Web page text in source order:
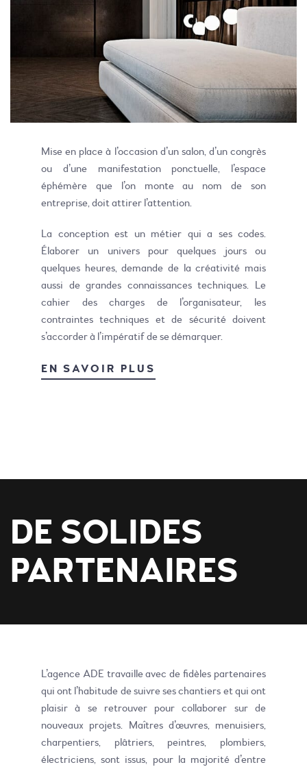
Mise en place à l’occasion d’un salon, d’un congrès
ou d’une manifestation ponctuelle, l’espace
éphémère que l’on monte au nom de son
entreprise, doit attirer l’attention.
La conception est un métier qui a ses codes.
Élaborer un univers pour quelques jours ou
quelques heures, demande de la créativité mais
aussi de grandes connaissances techniques. Le
cahier des charges de l’organisateur, les
contraintes techniques et de sécurité doivent
s’accorder à l’impératif de se démarquer.
EN SAVOIR PLUS
DE SOLIDES
PARTENAIRES
L’agence ADE travaille avec de fidèles partenaires
qui ont l’habitude de suivre ses chantiers et qui ont
plaisir à se retrouver pour collaborer sur de
nouveaux projets. Maîtres d’œuvres, menuisiers,
charpentiers, plâtriers, peintres, plombiers,
électriciens, sont issus, pour la majorité d’entre